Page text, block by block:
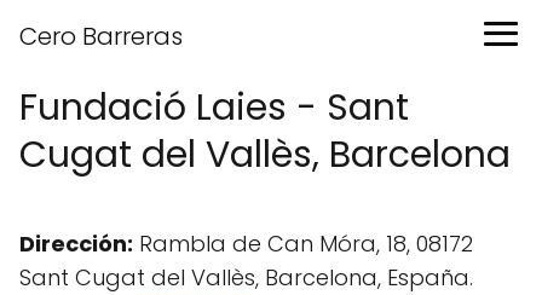
Cero Barreras
Fundació Laies - Sant
Cugat del Vallès, Barcelona
Dirección: Rambla de Can Móra, 18, 08172
Sant Cugat del Vallès, Barcelona, España.